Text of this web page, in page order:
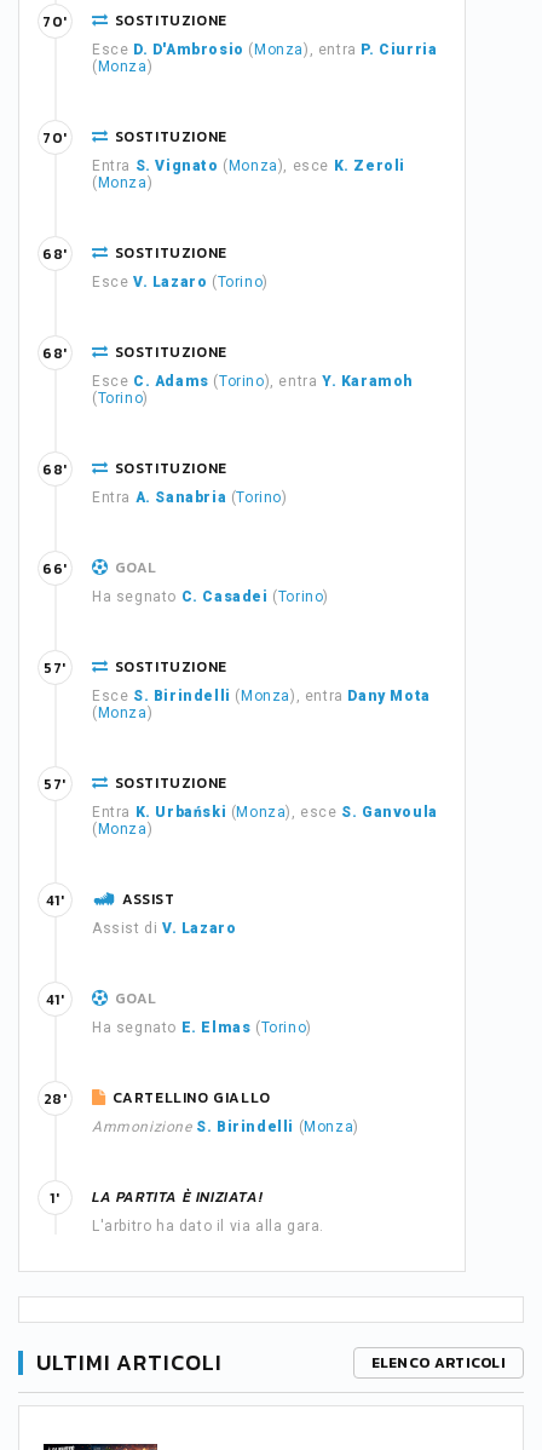
SOSTITUZIONE
Esce D. D'Ambrosio ( Monza), entra P. Ciurria
( Monza)
70'
SOSTITUZIONE
Entra S. Vignato ( Monza), esce K. Zeroli
( Monza)
70'
SOSTITUZIONE
Esce V. Lazaro (Torino)
68'
SOSTITUZIONE
Esce C. Adams (Torino), entraY. Karamoh
(Torino)
68'
SOSTITUZIONE
Entra A. Sanabria (Torino)
68'
GOAL
Ha segnato C. Casadei (Torino)
66'
SOSTITUZIONE
Esce S. Birindelli ( Monza), entra Dany Mota
( Monza)
57'
SOSTITUZIONE
Entra K. Urbański ( Monza), esce S. Ganvoula
( Monza)
57'
ASSIST
Assist di V. Lazaro
41'
GOAL
Ha segnato E. Elmas (Torino)
41'
CARTELLINO GIALLO
Ammonizione S. Birindelli ( Monza)
28'
LA PARTITA È INIZIATA!
L'arbitro ha dato il via alla gara.
1'
ULTIMI ARTICOLI ELENCO ARTICOLI